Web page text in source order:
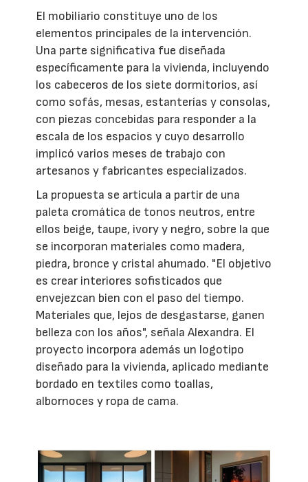
El mobiliario constituye uno de los
elementos principales de la intervención.
Una parte significativa fue diseñada
específicamente para la vivienda, incluyendo
los cabeceros de los siete dormitorios, así
como sofás, mesas, estanterías y consolas,
con piezas concebidas para responder a la
escala de los espacios y cuyo desarrollo
implicó varios meses de trabajo con
artesanos y fabricantes especializados.
La propuesta se articula a partir de una
paleta cromática de tonos neutros, entre
ellos beige, taupe, ivory y negro, sobre la que
se incorporan materiales como madera,
piedra, bronce y cristal ahumado. "El objetivo
es crear interiores sofisticados que
envejezcan bien con el paso del tiempo.
Materiales que, lejos de desgastarse, ganen
belleza con los años", señala Alexandra. El
proyecto incorpora además un logotipo
diseñado para la vivienda, aplicado mediante
bordado en textiles como toallas,
albornoces y ropa de cama.